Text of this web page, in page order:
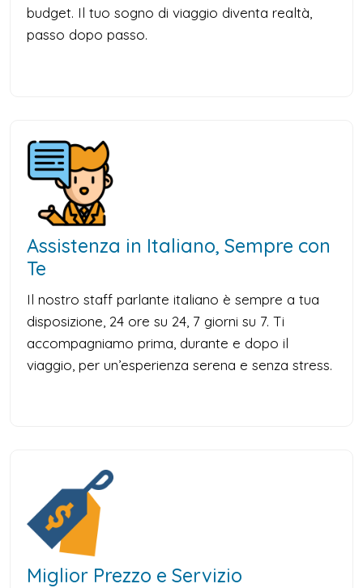
budget. Il tuo sogno di viaggio diventa realtà,
passo dopo passo.
Assistenza in Italiano, Sempre con
Te
Il nostro staff parlante italiano è sempre a tua
disposizione, 24 ore su 24, 7 giorni su 7. Ti
accompagniamo prima, durante e dopo il
viaggio, per un’esperienza serena e senza stress.
Miglior Prezzo e Servizio